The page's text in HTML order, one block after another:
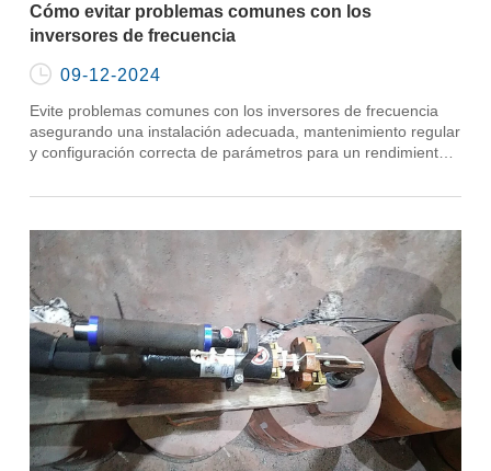
Cómo evitar problemas comunes con los
inversores de frecuencia
 09-12-2024
Evite problemas comunes con los inversores de frecuencia
asegurando una instalación adecuada, mantenimiento regular
y configuración correcta de parámetros para un rendimiento